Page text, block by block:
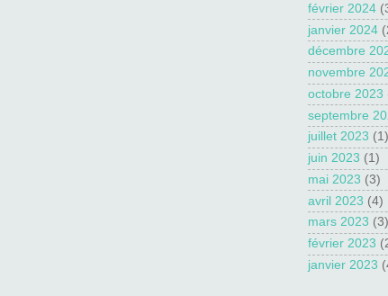
février 2024
janvier 2024
décembre
novembre
octobre 2023
septembre
juillet 2023 (1)
juin 2023 (1)
mai 2023 (3)
avril 2023 (4)
mars 2023 (3)
février 2023
janvier 2023